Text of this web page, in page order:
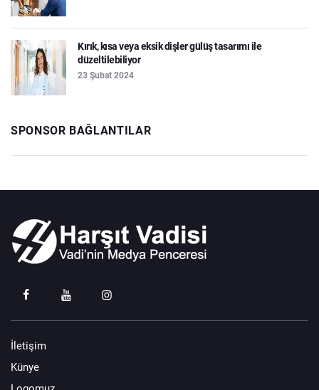
Kırık, kısa veya eksik dişler gülüş tasarımı ile
düzeltilebiliyor
23 Şubat 2024
SPONSOR BAĞLANTILAR
İletişim
Künye